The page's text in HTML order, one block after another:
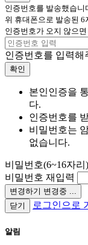
인증번호를 발송했습니
위 휴대폰으로 발송된 6
인증번호가 오지 않으
인증번호를 입력해
확인
본인인증을
다.
인증번호를
비밀번호는
없습니다.
비밀번호(6~16자리)
비밀번호 재입력
변경하기 변경중 ...
닫기
로그인으로
알림